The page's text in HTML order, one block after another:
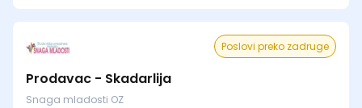
Poslovi preko zadruge
Prodavac - Skadarlija
Snaga mladosti OZ